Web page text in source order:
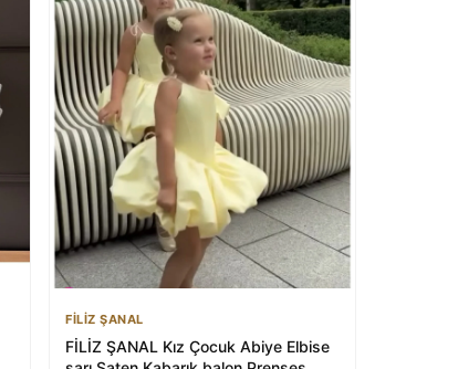
FİLİZ ŞANAL
FİLİZ ŞANAL Kız Çocuk Abiye Elbise